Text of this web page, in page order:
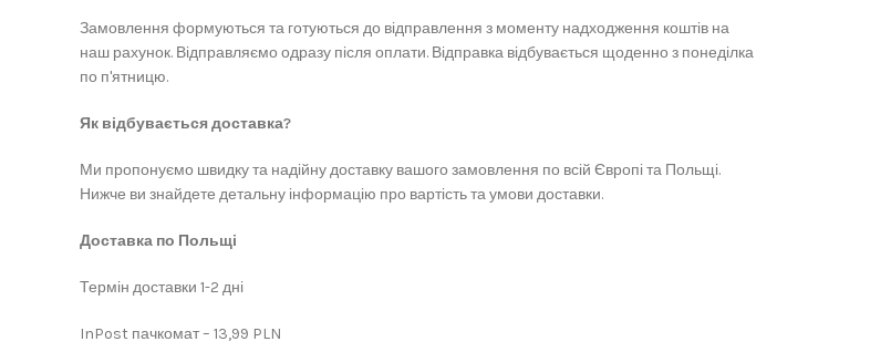
Замовлення формуються та готуються до відправлення з моменту надходження коштів на
наш рахунок. Відправляємо одразу після оплати. Відправка відбувається щоденно з понеділка
по п'ятницю.
Як відбувається доставка?
Ми пропонуємо швидку та надійну доставку вашого замовлення по всій Європі та Польщі.
Нижче ви знайдете детальну інформацію про вартість та умови доставки.
Доставка по Польщі
Термін доставки 1-2 дні
InPost пачкомат – 13,99 PLN